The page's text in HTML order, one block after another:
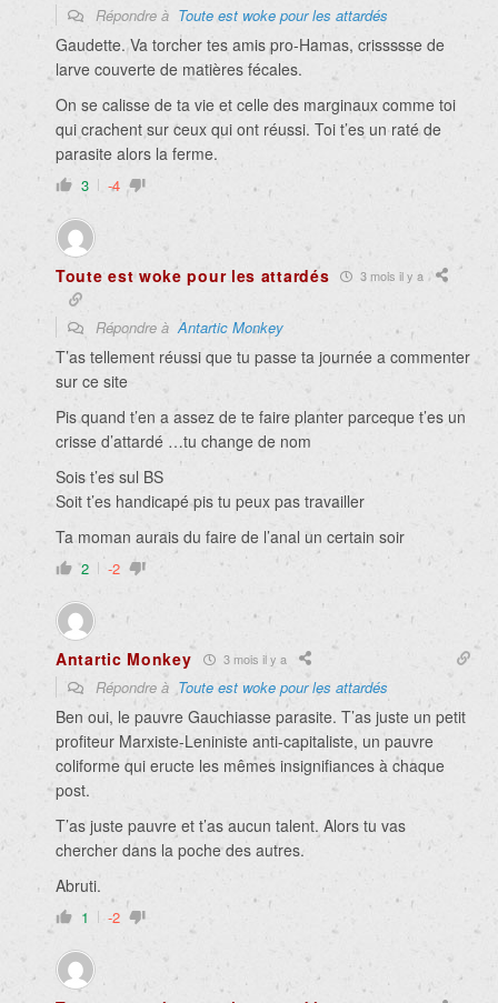
Répondre à Toute est woke pour les attardés
Gaudette. Va torcher tes amis pro-Hamas, crissssse de
larve couverte de matières fécales.
On se calisse de ta vie et celle des marginaux comme toi
qui crachent sur ceux qui ont réussi. Toi t’es un raté de
parasite alors la ferme.
3 -4
Toute est woke pour les attardés 3 mois il y a
Répondre àAntartic Monkey
T’as tellement réussi que tu passe ta journée a commenter
sur ce site
Pis quand t’en a assez de te faire planter parceque t’es un
crisse d’attardé …tu change de nom
Sois t’es sul BS
Soit t’es handicapé pis tu peux pas travailler
Ta moman aurais du faire de l’anal un certain soir
2 -2
Antartic Monkey 3 mois il y a
Répondre à Toute est woke pour les attardés
Ben oui, le pauvre Gauchiasse parasite. T’as juste un petit
profiteur Marxiste-Leniniste anti-capitaliste, un pauvre
coliforme qui eructe les mêmes insignifiances à chaque
post.
T’as juste pauvre et t’as aucun talent. Alors tu vas
chercher dans la poche des autres.
Abruti.
1 -2